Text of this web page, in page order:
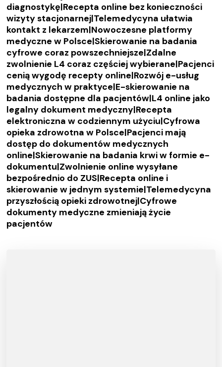
diagnostykę|Recepta online bez konieczności
wizyty stacjonarnej|Telemedycyna ułatwia
kontakt z lekarzem|Nowoczesne platformy
medyczne w Polsce|Skierowanie na badania
cyfrowe coraz powszechniejsze|Zdalne
zwolnienie L4 coraz częściej wybierane|Pacjenci
cenią wygodę recepty online|Rozwój e-usług
medycznych w praktyce|E-skierowanie na
badania dostępne dla pacjentów|L4 online jako
legalny dokument medyczny|Recepta
elektroniczna w codziennym użyciu|Cyfrowa
opieka zdrowotna w Polsce|Pacjenci mają
dostęp do dokumentów medycznych
online|Skierowanie na badania krwi w formie e-
dokumentu|Zwolnienie online wysyłane
bezpośrednio do ZUS|Recepta online i
skierowanie w jednym systemie|Telemedycyna
przyszłością opieki zdrowotnej|Cyfrowe
dokumenty medyczne zmieniają życie
pacjentów